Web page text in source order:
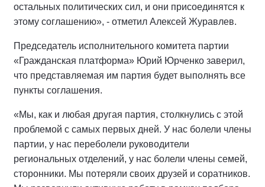
остальных политических сил, и они присоединятся к
этому соглашению», - отметил Алексей Журавлев.
Председатель исполнительного комитета партии
«Гражданская платформа» Юрий Юрченко заверил,
что представляемая им партия будет выполнять все
пункты соглашения.
«Мы, как и любая другая партия, столкнулись с этой
проблемой с самых первых дней. У нас болели члены
партии, у нас переболели руководители
региональных отделений, у нас болели члены семей,
сторонники. Мы потеряли своих друзей и соратников.